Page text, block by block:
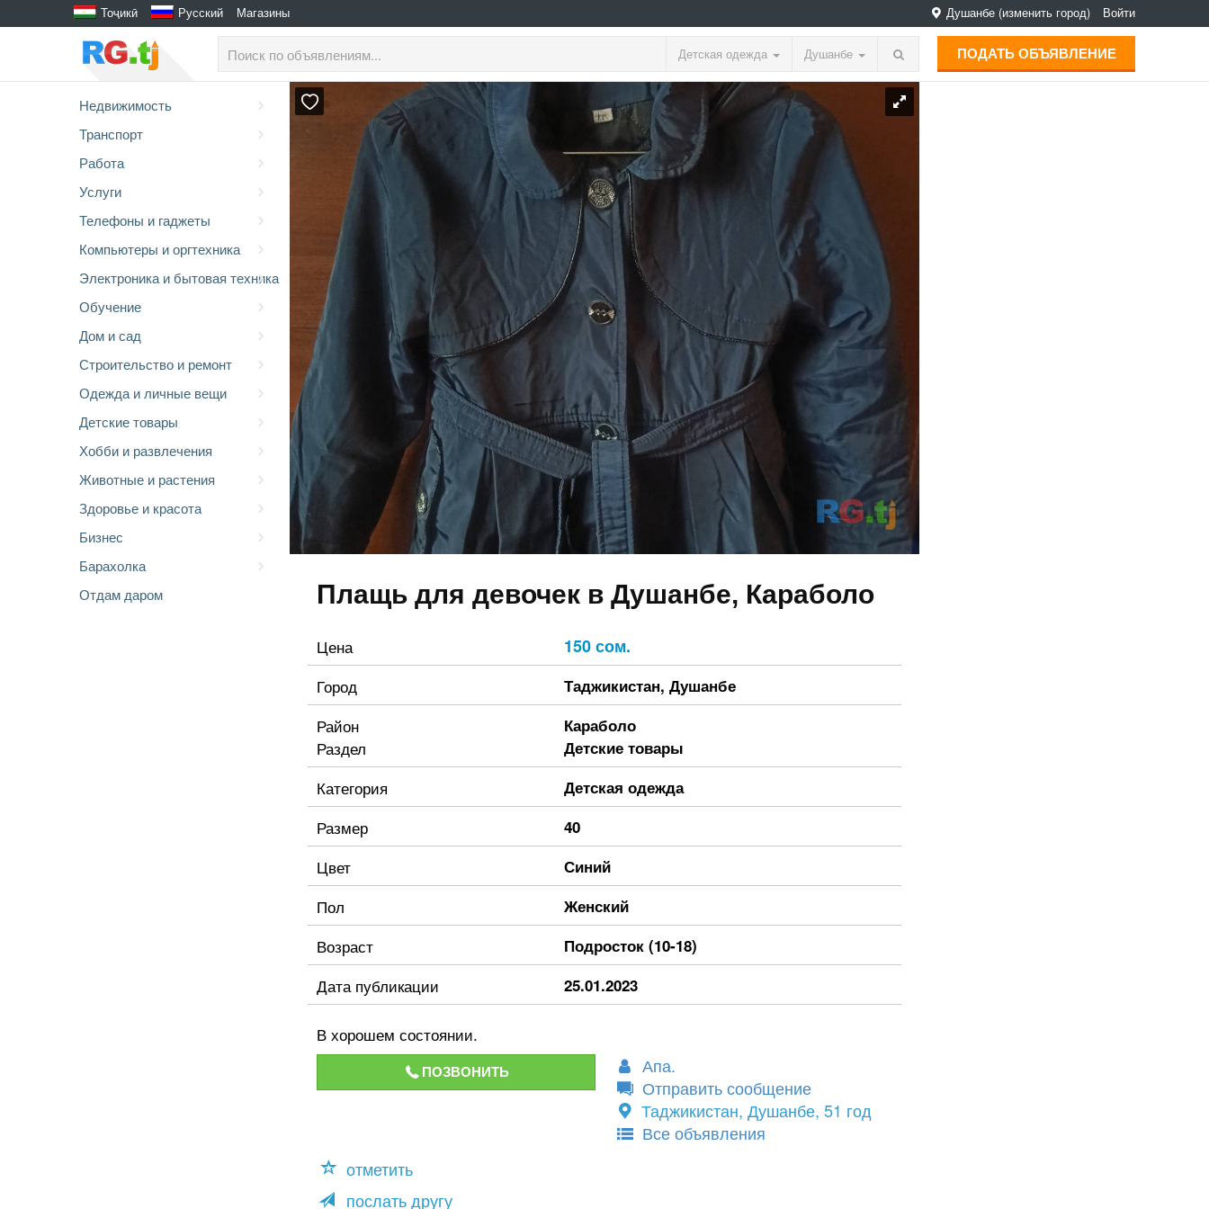
Тоҷикӣ Русский Магазины Душанбе (изменить город) Войти
Детская одежда Душанбе ПОДАТЬ ОБЪЯВЛЕНИЕ
Недвижимость
Транспорт
Работа
Услуги
Телефоны и гаджеты
Компьютеры и оргтехника
Электроника и бытовая техника
Обучение
Дом и сад
Строительство и ремонт
Одежда и личные вещи
Детские товары
Хобби и развлечения
Животные и растения
Здоровье и красота
Бизнес
Барахолка
Отдам даром
Плащь для девочек в Душанбе, Караболо
Цена 150 сом.
Город Таджикистан, Душанбе
Район Караболо
Раздел Детские товары
Категория Детская одежда
Размер 40
Цвет Синий
Пол Женский
Возраст Подросток (10-18)
Дата публикации 25.01.2023
В хорошем состоянии.
ПОЗВОНИТЬ
Апа.
Отправить сообщение
Таджикистан, Душанбе, 51 год
Все объявления
отметить
послать другу